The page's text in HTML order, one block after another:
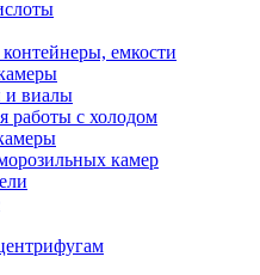
емкости
и виалы
работы с холодом
камер